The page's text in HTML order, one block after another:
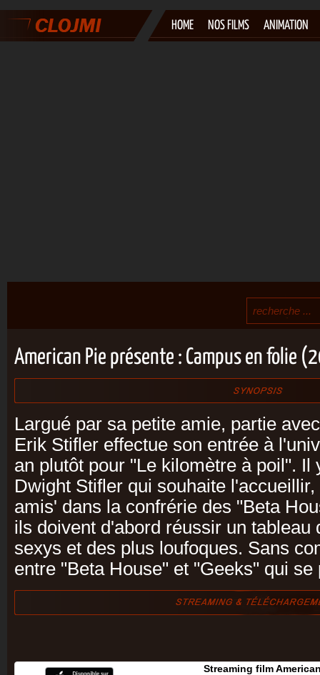
HOME NOS FILMS ANIMATION
American Pie présente : Campus en folie
Largué par sa petite amie, partie
Erik Stifler effectue son entrée à
an plutôt pour "Le kilomètre à poil". Il
Dwight Stifler qui souhaite
amis' dans la confrérie des "Beta
ils doivent d'abord réussir un tableau
sexys et des plus loufoques. Sans
entre "Beta House" et "Geeks" qui se
Streaming film